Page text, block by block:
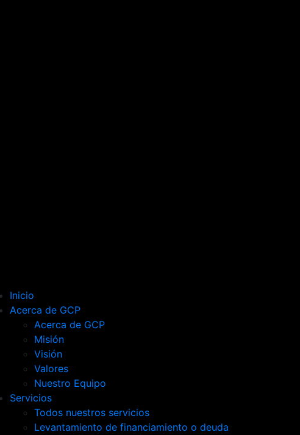
Inicio
Acerca de GCP
Acerca de GCP
Misión
Visión
Valores
Nuestro Equipo
Servicios
Todos nuestros servicios
Levantamiento de financiamiento o deuda